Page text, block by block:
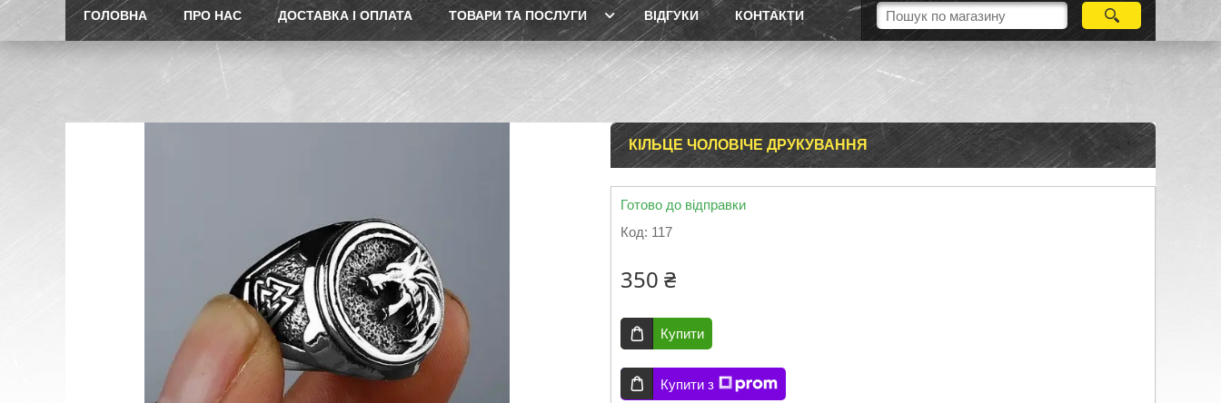
ГОЛОВНА ПРО НАС ДОСТАВКА І ОПЛАТА ТОВАРИ ТА ПОСЛУГИ ВІДГУКИ КОНТАКТИ
КІЛЬЦЕ ЧОЛОВІЧЕ ДРУКУВАННЯ
Готово до відправки
Код: 117
350 ₴
Купити
Купити з